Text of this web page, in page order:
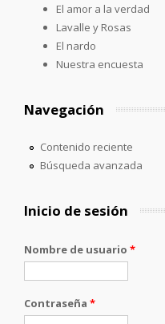
El amor a la verdad
Lavalle y Rosas
El nardo
Nuestra encuesta
Navegación
Contenido reciente
Búsqueda avanzada
Inicio de sesión
Nombre de usuario *
Contraseña *